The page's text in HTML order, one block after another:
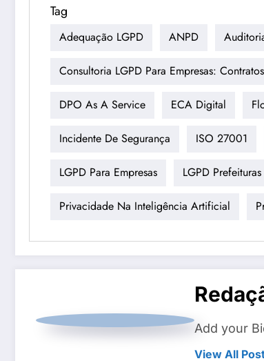
Tag
Adequação LGPD ANPD
Consultoria LGPD Para Empresas:
DPO As A Service ECA Digital
Incidente De Segurança ISO 27001
LGPD Para Empresas LGPD Prefeituras
Privacidade Na Inteligência Artificial
Add your
View All